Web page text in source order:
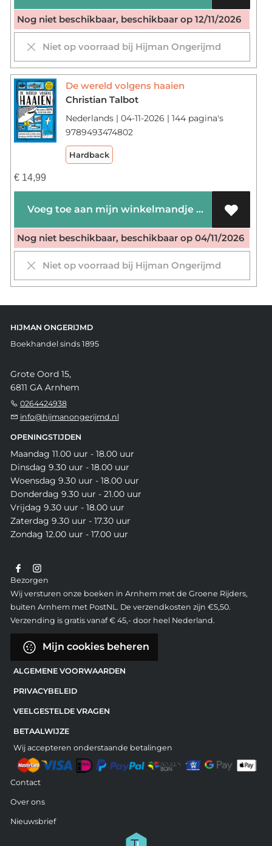
Nog niet beschikbaar, beschikbaar op 12/11/2026
Niet op voorraad bij Hijman Ongerijmd
De wereld volgens haaien
Christian Talbot
Nederlands | 04-11-2026 | 144 pagina's
9789493474802
Hardback
€14,99
Voeg toe aan mijn winkelmandje
Nog niet beschikbaar, beschikbaar op 04/11/2026
Niet op voorraad bij Hijman Ongerijmd
HIJMAN ONGERIJMD
Boekhandel sinds 1895
Grote Oord 15,
6811 GA Arnhem
0264424938
info@hijmanongerijmd.nl
OPENINGSTIJDEN
Maandag 11.00 uur - 18.00 uur
Dinsdag 9.30 uur - 18.00 uur
Woensdag 9.30 uur - 18.00 uur
Donderdag 9.30 uur - 21.00 uur
Vrijdag 9.30 uur - 18.00 uur
Zaterdag 9.30 uur - 17.30 uur
Zondag 12.00 uur - 17.00 uur
Bezorgen
Wij versturen onze boeken in Arnhem met de Groene Rijders,
buiten Arnhem met PostNL. De verzendkosten zijn €5,50.
Verzending is gratis vanaf € 45,- door heel Nederland.
Mijn cookies beheren
ALGEMENE VOORWAARDEN
PRIVACYBELEID
VEELGESTELDE VRAGEN
BETAALWIJZE
Wij accepteren onderstaande betalingen
Contact
Over ons
Nieuwsbrief